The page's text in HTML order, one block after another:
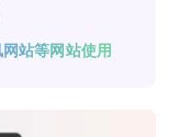
站等网站使用